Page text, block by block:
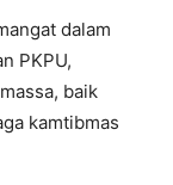
dalam
PKPU,
baik
kamtibmas